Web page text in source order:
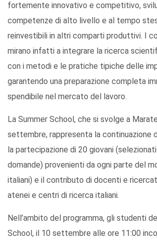
fortemente innovativo e competitivo,
competenze di alto livello e al tempo
reinvestibili in altri comparti produttivi. I
mirano infatti a integrare la ricerca
con i metodi e le pratiche tipiche delle
garantendo una preparazione completa
spendibile nel mercato del lavoro.
La Summer School, che si svolge a
settembre, rappresenta la continuazione
la partecipazione di 20 giovani
domande) provenienti da ogni parte del
italiani) e il contributo di docenti e
atenei e centri di ricerca italiani.
Nell’ambito del programma, gli studenti
School, il 10 settembre alle ore 11:00